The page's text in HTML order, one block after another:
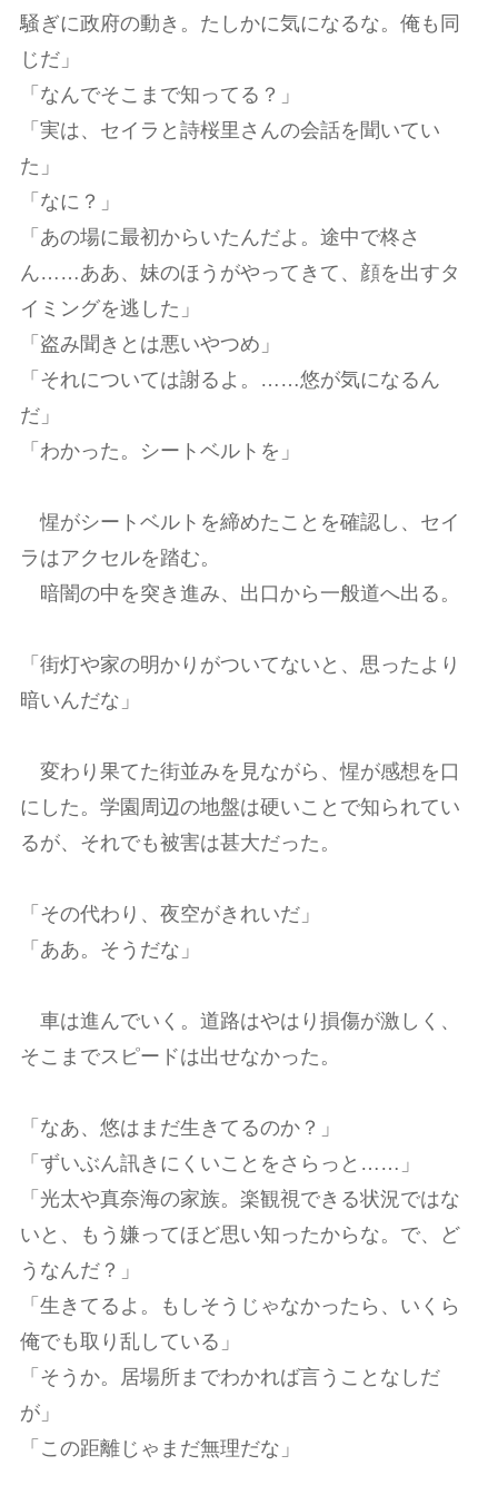
騒ぎに政府の動き。たしかに気になるな。俺も同
じだ」
「なんでそこまで知ってる？」
「実は、セイラと詩桜里さんの会話を聞いてい
た」
「なに？」
「あの場に最初からいたんだよ。途中で柊さ
ん……ああ、妹のほうがやってきて、顔を出すタ
イミングを逃した」
「盗み聞きとは悪いやつめ」
「それについては謝るよ。……悠が気になるん
だ」
「わかった。シートベルトを」
惺がシートベルトを締めたことを確認し、セイ
ラはアクセルを踏む。
暗闇の中を突き進み、出口から一般道へ出る。
「街灯や家の明かりがついてないと、思ったより
暗いんだな」
変わり果てた街並みを見ながら、惺が感想を口
にした。学園周辺の地盤は硬いことで知られてい
るが、それでも被害は甚大だった。
「その代わり、夜空がきれいだ」
「ああ。そうだな」
車は進んでいく。道路はやはり損傷が激しく、
そこまでスピードは出せなかった。
「なあ、悠はまだ生きてるのか？」
「ずいぶん訊きにくいことをさらっと……」
「光太や真奈海の家族。楽観視できる状況ではな
いと、もう嫌ってほど思い知ったからな。で、ど
うなんだ？」
「生きてるよ。もしそうじゃなかったら、いくら
俺でも取り乱している」
「そうか。居場所までわかれば言うことなしだ
が」
「この距離じゃまだ無理だな」